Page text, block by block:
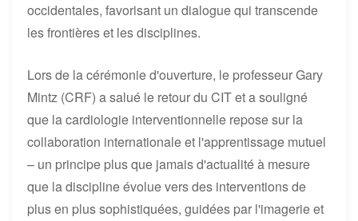
occidentales, favorisant un dialogue qui transcende
les frontières et les disciplines.
Lors de la cérémonie d'ouverture, le professeur Gary
Mintz (CRF) a salué le retour du CIT et a souligné
que la cardiologie interventionnelle repose sur la
collaboration internationale et l'apprentissage mutuel
– un principe plus que jamais d'actualité à mesure
que la discipline évolue vers des interventions de
plus en plus sophistiquées, guidées par l'imagerie et